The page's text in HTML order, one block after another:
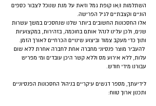
השתלמות ו/או קופת גמל וזאת על מנת שנוכל לצבור כספים
הוניים וקצבתיים לגיל הפרישה.
אלו החסכונות החשובים ביותר שלנו שנחסכים במשך עשרות
שנים, ולכן עלינו לנהל אותם בחוכמה, בזהירות, במקצועיות
ותוך כדי מעקב צמוד וביצוע שינויים הכרחיים לאורך הזמן.
להעביר מוצר פנסיוני מחברה אחת לחברה אחרת ללא שום
עלות, ללא אירוע מס וללא קשר היכן עובדים ומי מפריש
עבורנו מידי חודש.
לידיעתך, מספר דגשים עיקריים בניהול החסכונות הפנסיוניים
ותכנון ארוך טווח: